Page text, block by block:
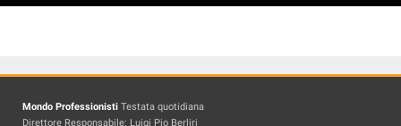
Mondo Professionisti Testata quotidiana
Direttore Responsabile: Luigi Pio Berliri